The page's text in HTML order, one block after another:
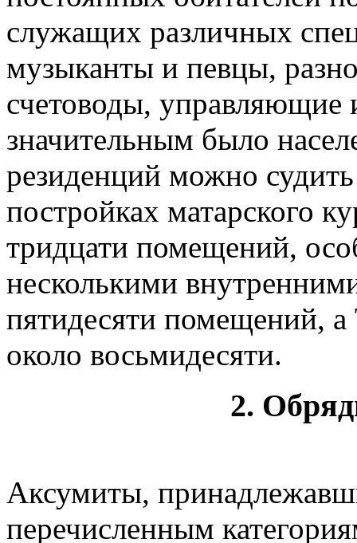
служащих различных
музыканты и певцы,
счетоводы, управляющие
значительным было
резиденций можно
постройках матарского
тридцати помещений,
несколькими
пятидесяти помещений, а
около восьмидесяти.
2.
Аксумиты,
перечисленным